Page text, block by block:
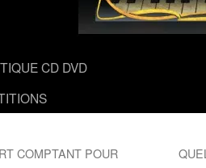
CD DVD
COMPTANT POUR